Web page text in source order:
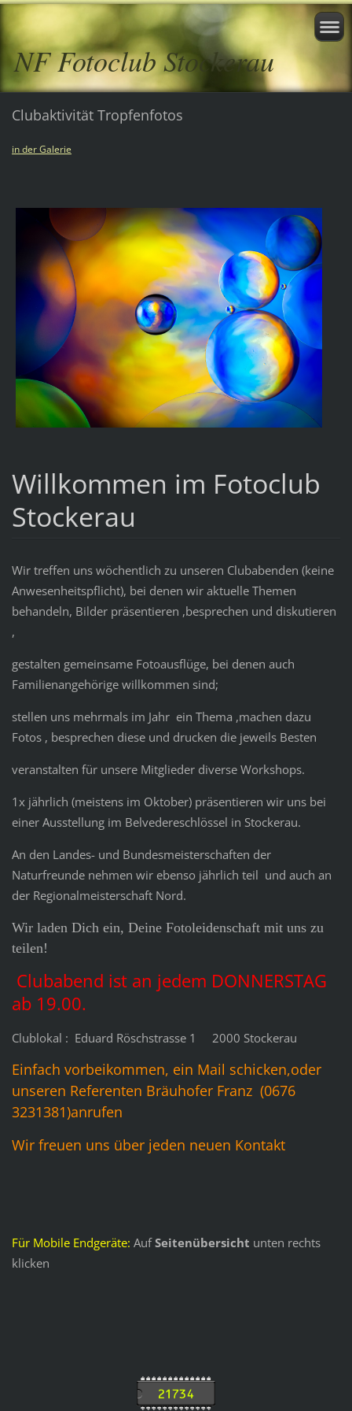
NF Fotoclub Stockerau
Clubaktivität Tropfenfotos
in der Galerie
Willkommen im Fotoclub
Stockerau
Wir treffen uns wöchentlich zu unseren Clubabenden (keine
Anwesenheitspflicht), bei denen wir aktuelle Themen
behandeln, Bilder präsentieren ,besprechen und diskutieren
,
gestalten gemeinsame Fotoausflüge, bei denen auch
Familienangehörige willkommen sind;
stellen uns mehrmals im Jahr ein Thema ,machen dazu
Fotos , besprechen diese und drucken die jeweils Besten
veranstalten für unsere Mitglieder diverse Workshops.
1x jährlich (meistens im Oktober) präsentieren wir uns bei
einer Ausstellung im Belvedereschlössel in Stockerau.
An den Landes- und Bundesmeisterschaften der
Naturfreunde nehmen wir ebenso jährlich teil und auch an
der Regionalmeisterschaft Nord.
Wir laden Dich ein, Deine Fotoleidenschaft mit uns zu
teilen!
Clubabend ist an jedem DONNERSTAG
ab 19.00.
Clublokal : Eduard Röschstrasse 1 2000 Stockerau
Einfach vorbeikommen, ein Mail schicken,oder
unseren Referenten Bräuhofer Franz (0676
3231381)anrufen
Wir freuen uns über jeden neuen Kontakt
Für Mobile Endgeräte: AufSeitenübersicht unten rechts
klicken